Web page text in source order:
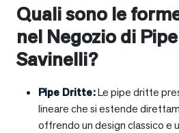
Quali sono le
nel Negozio di
Savinelli?
Pipe Dritte:Le pipe dritte
lineare che si estende
offrendo un design classico e